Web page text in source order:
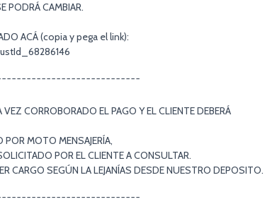
PODRÁ CAMBIAR.
ACÁ (copia y pega el link):
VEZ CORROBORADO EL PAGO Y EL CLIENTE DEBERÁ
MOTO MENSAJERÍA,
POR EL CLIENTE A CONSULTAR.
CARGO SEGÚN LA LEJANÍAS DESDE NUESTRO DEPOSITO.